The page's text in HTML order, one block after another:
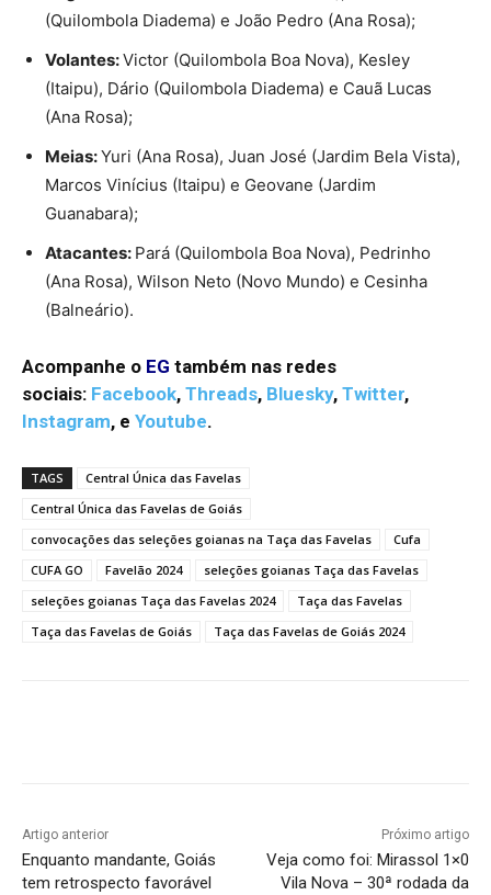
(Quilombola Diadema) e João Pedro (Ana Rosa);
Volantes:Victor (Quilombola Boa Nova), Kesley
(Itaipu), Dário (Quilombola Diadema) e Cauã Lucas
(Ana Rosa);
Meias:Yuri (Ana Rosa), Juan José (Jardim Bela Vista),
Marcos Vinícius (Itaipu) e Geovane (Jardim
Guanabara);
Atacantes: Pará (Quilombola Boa Nova), Pedrinho
(Ana Rosa), Wilson Neto (Novo Mundo) e Cesinha
(Balneário).
Acompanhe o EG também nas redes
sociais: Facebook, Threads, Bluesky, Twitter,
Instagram, e Youtube.
TAGS
Central Única das Favelas
Central Única das Favelas de Goiás
convocações das seleções goianas na Taça das Favelas
Cufa
CUFA GO
Favelão 2024
seleções goianas Taça das Favelas
seleções goianas Taça das Favelas 2024
Taça das Favelas
Taça das Favelas de Goiás
Taça das Favelas de Goiás 2024
Artigo anterior
Enquanto mandante, Goiás
tem retrospecto favorável
Próximo artigo
Veja como foi: Mirassol 1×0
Vila Nova – 30ª rodada da